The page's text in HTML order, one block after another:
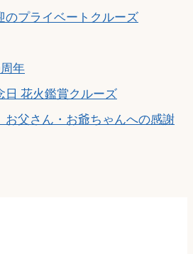
のプライベートクルーズ
年
日 花火鑑賞クルーズ
お父さん・お爺ちゃんへの感謝